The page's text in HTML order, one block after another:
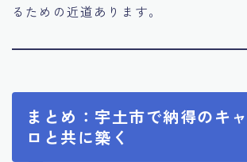
るための近道あります。
まとめ：宇土市で納得のキ
ロと共に築く